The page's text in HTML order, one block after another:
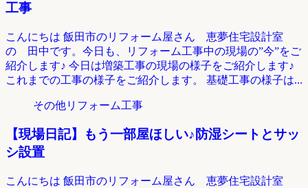
工事
こんにちは 飯田市のリフォーム屋さん 恵夢住宅設計室
の 田中です。今日も、リフォーム工事中の現場の”今”をご
紹介します♪ 今日は増築工事の現場の様子をご紹介します♪
これまでの工事の様子をご紹介します。 基礎工事の様子は...
その他リフォーム工事
【現場日記】もう一部屋ほしい♪防湿シートとサッ
シ設置
こんにちは 飯田市のリフォーム屋さん 恵夢住宅設計室